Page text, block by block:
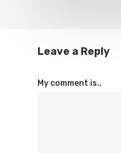
Leave a Reply
My comment is..